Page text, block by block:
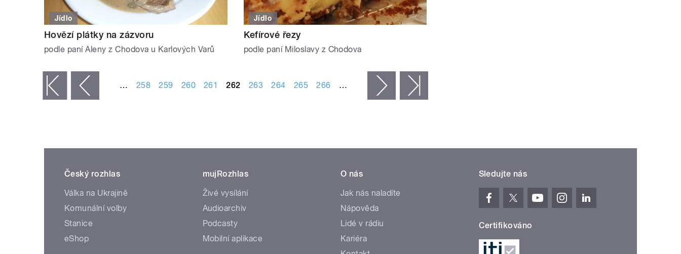
Jídlo
Hovězí plátky na zázvoru
podle paní Aleny z Chodova u Karlových Varů
Jídlo
Kefírové řezy
podle paní Miloslavy z Chodova
‹ předchozí … 258 259 260 261 262 263 264 265 266 … následující ›
Český rozhlas
Válka na Ukrajině
Komunální volby
Stanice
eShop
mujRozhlas
Živé vysílání
Audioarchiv
Podcasty
Mobilní aplikace
O nás
Jak nás naladíte
Nápověda
Lidé v rádiu
Kariéra
Sledujte nás
Certifikováno